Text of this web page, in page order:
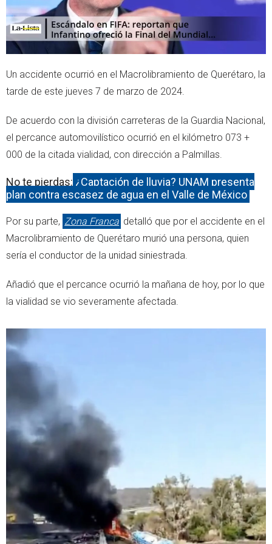
Un accidente ocurrió en el Macrolibramiento de Querétaro, la
tarde de este jueves 7 de marzo de 2024.
De acuerdo con la división carreteras de la Guardia Nacional,
el percance automovilístico ocurrió en el kilómetro 073 +
000 de la citada vialidad, con dirección a Palmillas.
No te pierdas: ¿Captación de lluvia? UNAM presenta
plan contra escasez de agua en el Valle de México
Por su parte, Zona Franca detalló que por el accidente en el
Macrolibramiento de Querétaro murió una persona, quien
sería el conductor de la unidad siniestrada.
Añadió que el percance ocurrió la mañana de hoy, por lo que
la vialidad se vio severamente afectada.